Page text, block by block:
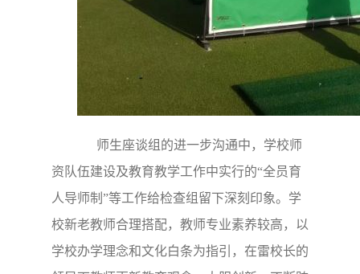
师生座谈组的进一步沟通中，学校师
资队伍建设及教育教学工作中实行的“全员育
人导师制”等工作给检查组留下深刻印象。学
校新老教师合理搭配，教师专业素养较高，以
学校办学理念和文化白条为指引，在雷校长的